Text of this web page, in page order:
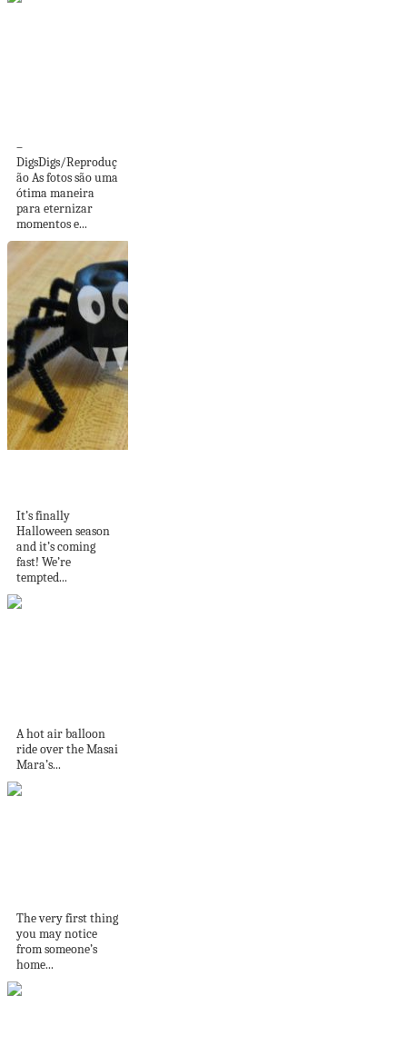
–
DigsDigs/Reproduç
ão As fotos são uma
ótima maneira
para eternizar
momentos e...
It’s finally
Halloween season
and it’s coming
fast! We’re
tempted...
A hot air balloon
ride over the Masai
Mara’s...
The very first thing
you may notice
from someone’s
home...